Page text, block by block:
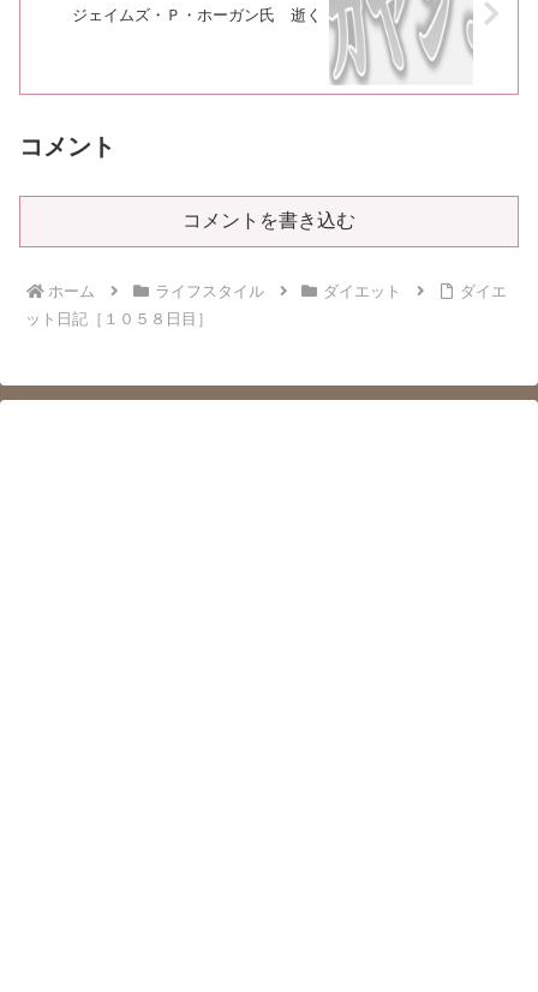
ジェイムズ・Ｐ・ホーガン氏 逝く
コメント
コメントを書き込む
ホーム ライフスタイル ダイエット
ダイエ
ット日記［１０５８日目］